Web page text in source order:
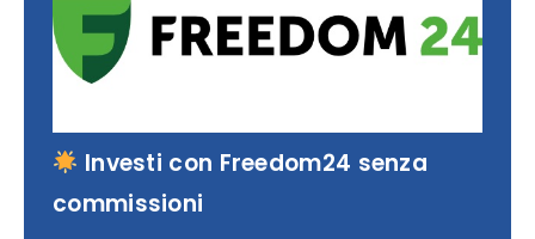
Investi con Freedom24 senza
commissioni